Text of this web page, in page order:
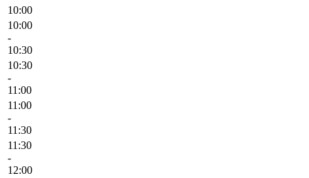
10:00
10:00
-
10:30
10:30
-
11:00
11:00
-
11:30
11:30
-
12:00